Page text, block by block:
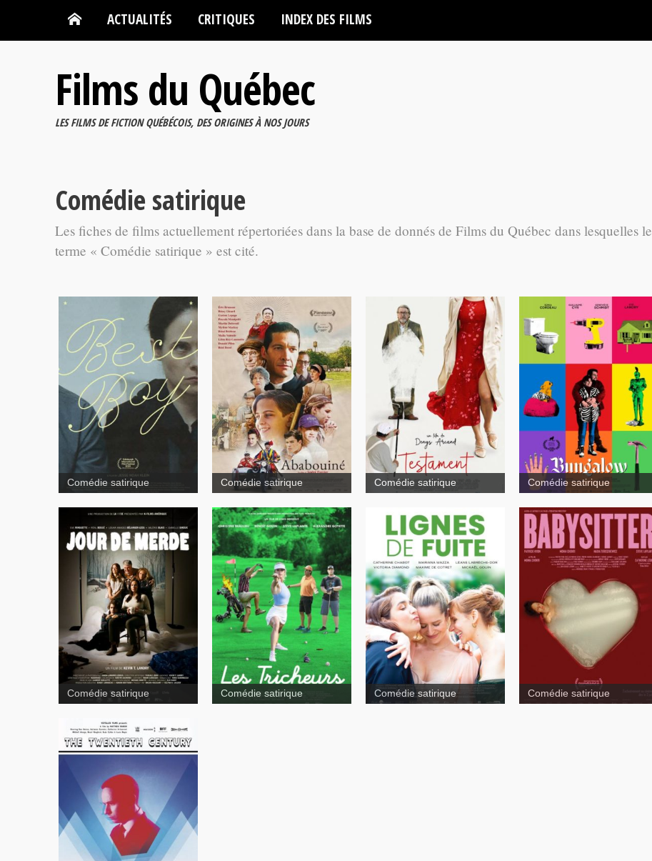
ACTUALITÉS CRITIQUES INDEX DES FILMS
Films du Québec
LES FILMS DE FICTION QUÉBÉCOIS, DES ORIGINES À NOS JOURS
Comédie satirique
Les fiches de films actuellement répertoriées dans la base de donnés de Films du Québec dans lesquelles le
terme « Comédie satirique » est cité.
Comédie satirique Comédie satirique Comédie satirique Comédie satirique
Comédie satirique
Mont Foster
Comédie satirique Comédie satirique Comédie satirique